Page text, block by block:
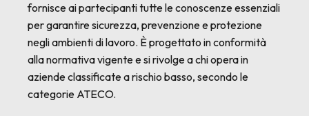
fornisce ai partecipanti tutte le conoscenze essenziali
per garantire sicurezza, prevenzione e protezione
negli ambienti di lavoro. È progettato in conformità
alla normativa vigente e si rivolge a chi opera in
aziende classificate a rischio basso, secondo le
categorie ATECO.